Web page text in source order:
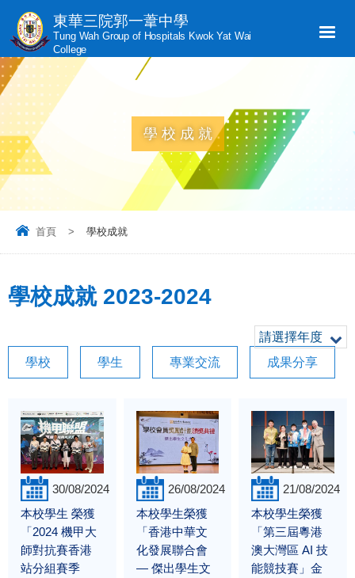
東華三院郭一葦中學
Tung Wah Group of Hospitals Kwok Yat Wai
College
學校成就
首頁 > 學校成就
學校成就 2023-2024
請選擇年度
學校
學生 專業交流 成果分享
30/08/2024
本校學生 榮獲
「2024 機甲大
師對抗賽香港
站分組賽季
26/08/2024
本校學生榮獲
「香港中華文
化發展聯合會
— 傑出學生文
21/08/2024
本校學生榮獲
「第三屆粵港
澳大灣區 AI 技
能競技賽」金